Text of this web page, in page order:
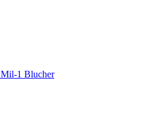
Mil-1 Blucher